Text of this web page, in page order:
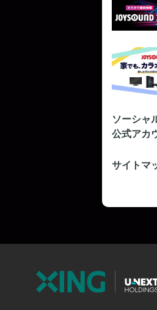
ソーシャ
公式アカ
サイトマ